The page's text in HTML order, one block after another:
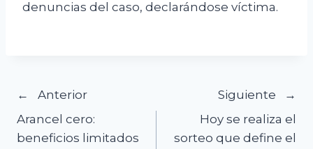
denuncias del caso, declarándose víctima.
Navegación
de
Anterior
Arancel cero:
beneficios limitados
Siguiente
Hoy se realiza el
sorteo que define el